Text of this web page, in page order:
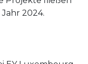
2024.